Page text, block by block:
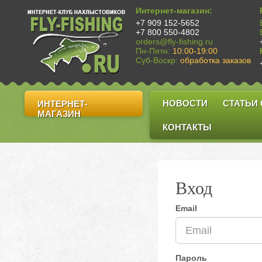
Интернет-магазин:
+7 909 152-5652
+7 800 550-4802
orders@fly-fishing.ru
Пн-Пятн: 10:00-19:00
Суб-Воскр: обработка заказов
ИНТЕРНЕТ-
МАГАЗИН
НОВОСТИ СТАТЬИ
КОНТАКТЫ
Вход
Email
Пароль